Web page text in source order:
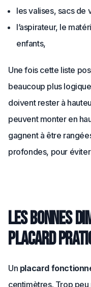
les valises, sacs de
l’aspirateur, le
enfants,
Une fois cette liste
beaucoup plus
doivent rester à
peuvent monter en
gagnent à être
profondes, pour éviter
Les bonnes
placard
Un placard
centimètres. Trop